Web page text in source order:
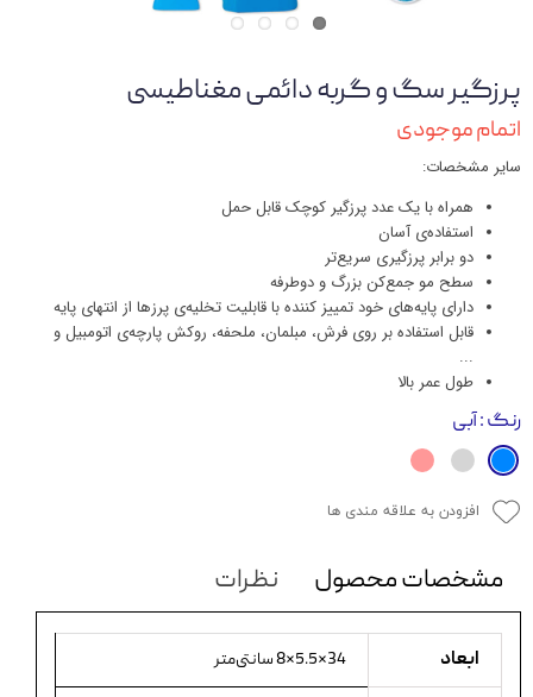
پرزگیر سگ و گربه دائمی مغناطیسی
اتمام موجودی
سایر مشخصات:
همراه با یک عدد پرزگیر کوچک قابل حمل
استفاده‌ی آسان
دو برابر پرزگیری سریع‌تر
سطح مو جمع‌کن بزرگ و دوطرفه
دارای پایه‌های خود تمییز کننده با قابلیت تخلیه‌ی پرزها از انتهای پایه
قابل استفاده بر روی فرش، مبلمان، ملحفه، روکش پارچه‌ی اتومبیل و
...
طول عمر بالا
رنگ: آبی
افزودن به علاقه مندی ها
مشخصات محصول نظرات
ابعاد 34×5.5×8 سانتی‌متر